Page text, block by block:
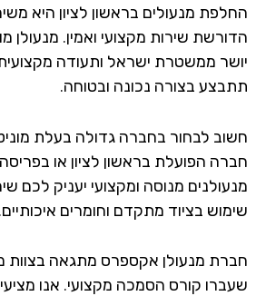
מנעולים בראשון לציון היא משימה
שירות מקצועי ואמין. מנעולן
ממשטרת ישראל ותעודה מקצועית
בצורה נכונה ובטוחה.
לבחור בחברה גדולה בעלת מוניטין
הפועלת בראשון לציון או בפריסה
מנוסה ומקצועי יעניק לכם שירות
בציוד מתקדם וחומרים איכותיים.
מנעולן אקספרס מתגאה בצוות
קורס הסמכה מקצועי. אנו מציעים